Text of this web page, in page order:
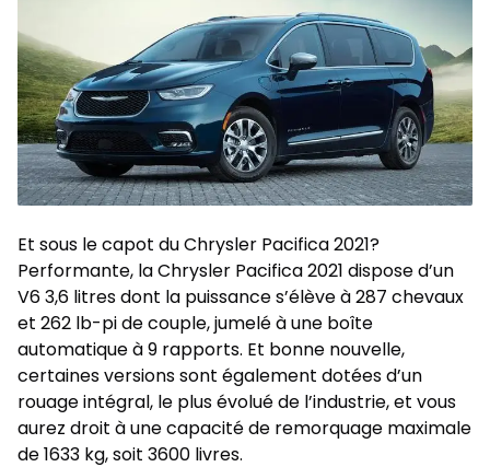
Et sous le capot du Chrysler Pacifica 2021?
Performante, la Chrysler Pacifica 2021 dispose d’un
V6 3,6 litres dont la puissance s’élève à 287 chevaux
et 262 lb-pi de couple, jumelé à une boîte
automatique à 9 rapports. Et bonne nouvelle,
certaines versions sont également dotées d’un
rouage intégral, le plus évolué de l’industrie, et vous
aurez droit à une capacité de remorquage maximale
de 1633 kg, soit 3600 livres.